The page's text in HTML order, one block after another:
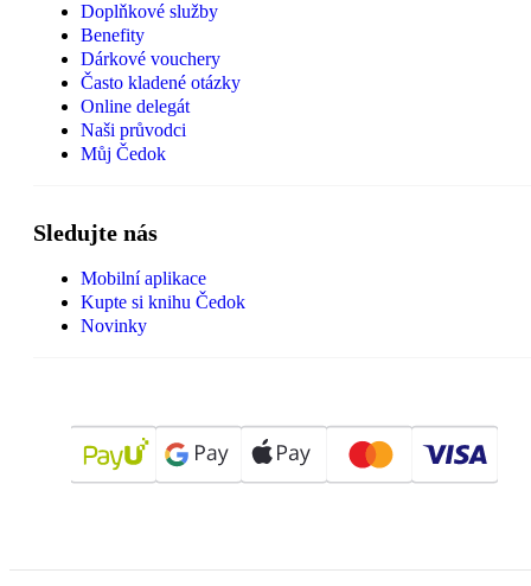
Doplňkové služby
Benefity
Dárkové vouchery
Často kladené otázky
Online delegát
Naši průvodci
Můj Čedok
Sledujte nás
Mobilní aplikace
Kupte si knihu Čedok
Novinky